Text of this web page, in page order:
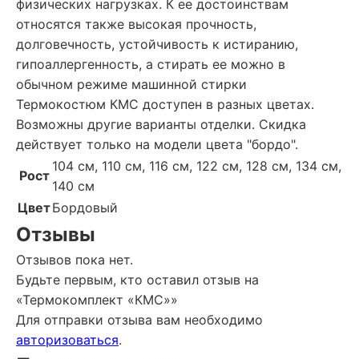
физических нагрузках. К ее достоинствам
относятся также высокая прочность,
долговечность, устойчивость к истиранию,
гипоаллергенность, а стирать ее можно в
обычном режиме машинной стирки
Термокостюм КМС доступен в разных цветах.
Возможны другие варианты отделки. Скидка
действует только на модели цвета "бордо".
Рост
104 см, 110 см, 116 см, 122 см, 128 см, 134 см,
140 см
ЦветБордовый
Отзывы
Отзывов пока нет.
Будьте первым, кто оставил отзыв на
«Термокомплект «КМС»»
Для отправки отзыва вам необходимо
авторизоваться.